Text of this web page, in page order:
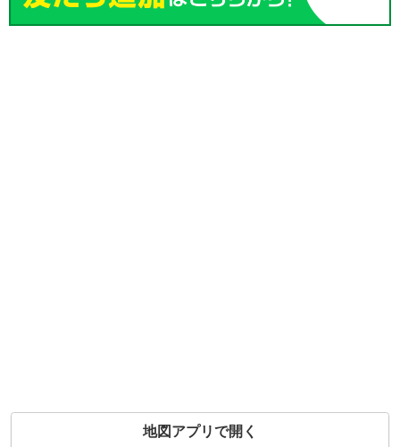
地図アプリで開く